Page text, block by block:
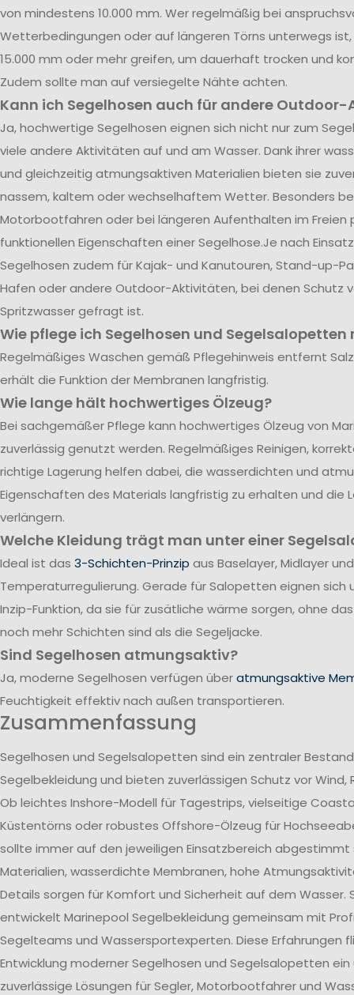
von mindestens 10.000 mm. Wer regelmäßig bei
Wetterbedingungen oder auf längeren Törns unterwegs
15.000 mm oder mehr greifen, um dauerhaft trocken und
Zudem sollte man auf versiegelte Nähte achten.
Kann ich Segelhosen auch für andere
Ja, hochwertige Segelhosen eignen sich nicht nur zum
viele andere Aktivitäten auf und am Wasser. Dank ihrer
und gleichzeitig atmungsaktiven Materialien bieten sie
nassem, kaltem oder wechselhaftem Wetter. Besonders
Motorbootfahren oder bei längeren Aufenthalten im Freien
funktionellen Eigenschaften einer Segelhose.Je nach
Segelhosen zudem für Kajak- und Kanutouren, Stand-up-
Hafen oder andere Outdoor-Aktivitäten, bei denen Schutz
Spritzwasser gefragt ist.
Wie pflege ich Segelhosen und Segelsalopetten
Regelmäßiges Waschen gemäß Pflegehinweis entfernt
erhält die Funktion der Membranen langfristig.
Wie lange hält hochwertiges Ölzeug?
Bei sachgemäßer Pflege kann hochwertiges Ölzeug von
zuverlässig genutzt werden. Regelmäßiges Reinigen,
richtige Lagerung helfen dabei, die wasserdichten und
Eigenschaften des Materials langfristig zu erhalten und die
verlängern.
Welche Kleidung trägt man unter einer
Ideal ist das 3-Schichten-Prinzip aus Baselayer, Midlayer
Temperaturregulierung. Gerade für Salopetten eignen sich
Inzip-Funktion, da sie für zusätliche wärme sorgen, ohne
noch mehr Schichten sind als die Segeljacke.
Sind Segelhosen atmungsaktiv?
Ja, moderne Segelhosen verfügen überatmungsaktive
Feuchtigkeit effektiv nach außen transportieren.
Zusammenfassung
Segelhosen und Segelsalopetten sind ein zentraler
Segelbekleidung und bieten zuverlässigen Schutz vor Wind,
Ob leichtes Inshore-Modell für Tagestrips, vielseitige
Küstentörns oder robustes Offshore-Ölzeug für
sollte immer auf den jeweiligen Einsatzbereich abgestimmt
Materialien, wasserdichte Membranen, hohe
Details sorgen für Komfort und Sicherheit auf dem Wasser.
entwickelt Marinepool Segelbekleidung gemeinsam mit
Segelteams und Wassersportexperten. Diese Erfahrungen
Entwicklung moderner Segelhosen und Segelsalopetten
zuverlässige Lösungen für Segler, Motorbootfahrer und